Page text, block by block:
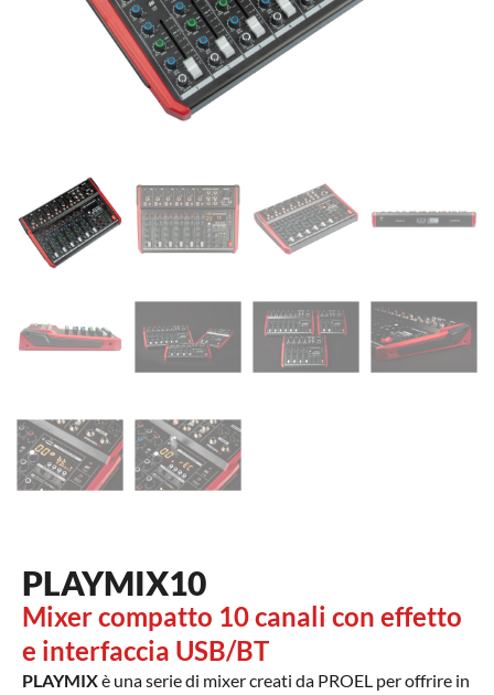
PLAYMIX10
Mixer compatto 10 canali con effetto
e interfaccia USB/BT
PLAYMIXè una serie di mixer creati da PROEL per offrire in